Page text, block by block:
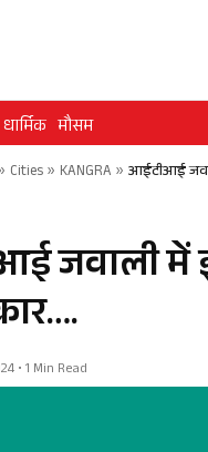
धार्मिक मौसम
Cities» KANGRA » आईटीआई
जवाली में
• 1 Min Read